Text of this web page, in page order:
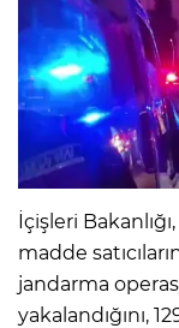
İçişleri
madde
jandarma
yakalandığını,